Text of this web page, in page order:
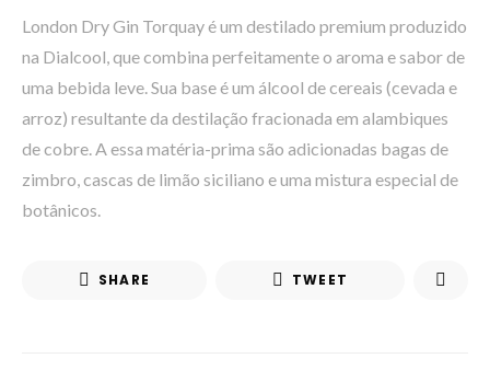
London Dry Gin Torquay é um destilado premium produzido
na Dialcool, que combina perfeitamente o aroma e sabor de
uma bebida leve. Sua base é um álcool de cereais (cevada e
arroz) resultante da destilação fracionada em alambiques
de cobre. A essa matéria-prima são adicionadas bagas de
zimbro, cascas de limão siciliano e uma mistura especial de
botânicos.
SHARE TWEET